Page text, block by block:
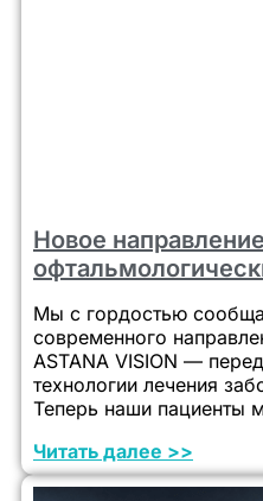
Новое направление
Мы с гордостью
современного
ASTANA VISION —
технологии лечения
Теперь наши пациенты
Читать далее >>